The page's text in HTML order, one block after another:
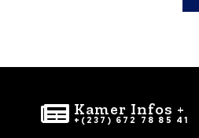
Kamer Infos +
+(237) 672 78 85 41